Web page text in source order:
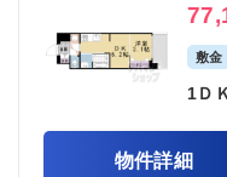
敷金
1Ｄ
物件詳細